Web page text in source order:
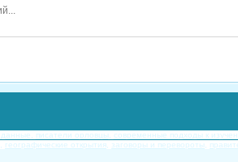
писатели орловцы, современные подходы к
географические открытия, заговоры и перевороты,